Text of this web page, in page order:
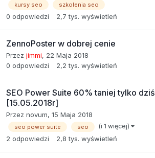
kursy seo szkolenia seo
0 odpowiedzi 2,7 tys. wyświetleń
ZennoPoster w dobrej cenie
Przez jimmi, 22 Maja 2018
0 odpowiedzi 2,2 tys. wyświetleń
SEO Power Suite 60% taniej tylko dziś
[15.05.2018r]
Przez novum, 15 Maja 2018
seo power suite seo (i 1 więcej)
2 odpowiedzi 2,8 tys. wyświetleń